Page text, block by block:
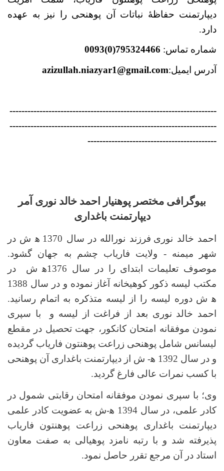
دیپارتمنت حفاظۀ نباتات آن پوهنحی را نیز به عهده
دارد.
شماره تماس: 795324466(0)0093
آدرس ایمیل:azizullah.niazyar1@gmail.com
---------------------------------------------------------------------
---------------------------------------------------------------------
-------------------------------------------
بیوگرافی مختصر پوهنیار احمد خالد نوری آمر
دیپارتمنت باغداری
احمد خالد نوری فرزند نورالله در سال 1370
ﻫ ش در
شهر میمنه - ولایت فاریاب چشم به جهان گشود.
موصوف تعلیمات ابتدای را در سال 1376ﻫ ش در
مکتب لیسه ذکور کوهیخانه آغاز نموده و در سال 1388
ﻫ ش دوره لیسه را از لیسه متذکره به اتمام رسانید.
احمد خالد نوری بعد از فراغت از لیسه و با سپری
نمودن موفقانه امتحان کانکور، جهت تحصیل در مقطع
لیسانس شامل پوهنحی زراعت پوهنتون فاریاب گردیده
و در سال 1392 ﻫ- ش از دیپارتمنت باغداری آن پوهنحی
با کسب نمرات عالی فارغ گردید.
وی؛ با سپری نمودن موفقانه امتحان رقابتی شمول در
کادر علمی، در سال 1394 ﻫ-ش به عضویت کادر علمی
دیپارتمنت باغداری پوهنحی زراعت پوهنتون فاریاب
پذیرفته شد و با رتبه نامزد پوهیالی به صفت معاون
استاد در آن مرجع تقرر حاصل نمود.